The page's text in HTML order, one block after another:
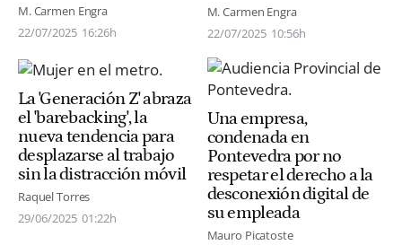
M. Carmen Engra
22/07/2025 16:26h
M. Carmen Engra
22/07/2025 10:56h
La 'Generación Z' abraza
el 'barebacking', la
nueva tendencia para
desplazarse al trabajo
sin la distracción móvil
Raquel Torres
29/06/2025 01:22h
Una empresa,
condenada en
Pontevedra por no
respetar el derecho a la
desconexión digital de
su empleada
Mauro Picatoste